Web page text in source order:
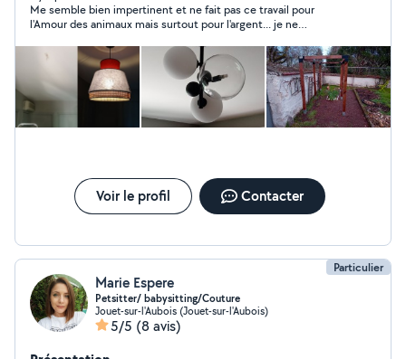
déchetterie(remorque) N'hésitez pas à me
contacter.Cesu possible Malheureusement je ne peux
pas toujours répondre sans abonnement laisser votre
numéro.
Me semble bien impertinent et ne fait pas ce travail pour
l'Amour des animaux mais surtout pour l'argent... je ne
Voir le profil Contacter
Particulier
Marie Espere
Petsitter/ babysitting/Couture
Jouet-sur-l'Aubois (Jouet-sur-l'Aubois)
5/5 (8 avis)